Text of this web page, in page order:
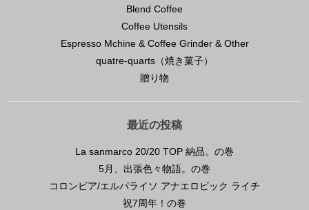
Blend Coffee
Coffee Utensils
Espresso Mchine & Coffee Grinder & Other
quatre-quarts（焼き菓子）
贈り物
最近の投稿
La sanmarco 20/20 TOP 納品。の巻
5月、出張色々物語。の巻
コロンビア/エルパライソ アナエロビック ライチ
祝7周年！の巻